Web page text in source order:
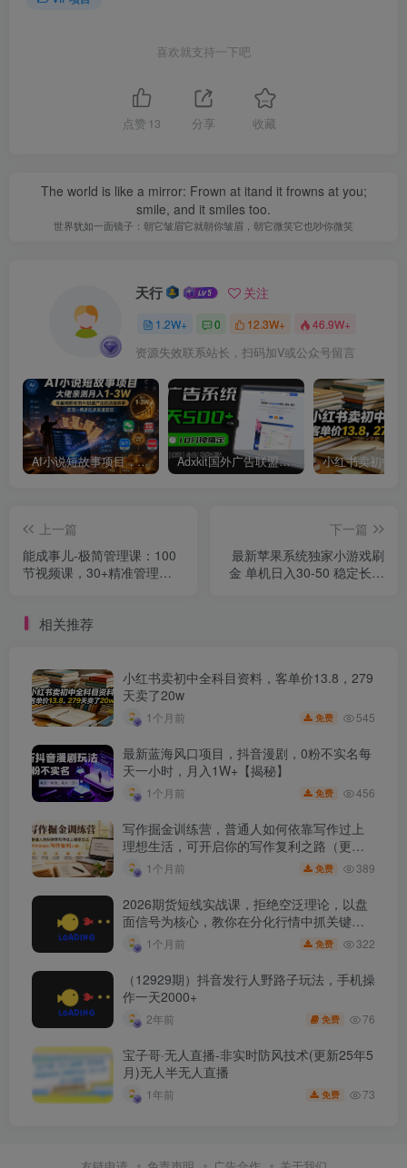
喜欢就支持一下吧
点赞 13 分享 收藏
The world is like a mirror: Frown at itand it frowns at you;
smile, and it smiles too.
世界犹如一面镜子：朝它皱眉它就朝你皱眉，朝它微笑它也吵你微笑
天行 关注
1.2W+ 0 12.3W+ 46.9W+
资源失效联系站长，扫码加V或公众号留言
AI小说短故事项目，大佬亲测月入1-3W，零基础教你用AI批量产出优质短故事，实现一稿多吃多渠道变现 Adxkit国外广告联盟系统，一天上500+广告，让你的投放更加高效简单！
上一篇
能成事儿-极简管理课：100
节视频课，30+精准管理动
下一篇
最新苹果系统独家小游戏刷
金 单机日入30-50 稳定长久
相关推荐
小红书卖初中全科目资料，客单价13.8，279
天卖了20w
1个月前 免费 545
最新蓝海风口项目，抖音漫剧，0粉不实名每
天一小时，月入1W+【揭秘】
1个月前 免费 456
写作掘金训练营，普通人如何依靠写作过上
理想生活，可开启你的写作复利之路（更新6
月） 1个月前 免费 389
2026期货短线实战课，拒绝空泛理论，以盘
面信号为核心，教你在分化行情中抓关键品
种、避诱多陷阱
1个月前 免费 322
（12929期）抖音发行人野路子玩法，手机操
作一天2000+
2年前 免费 76
宝子哥·无人直播-非实时防风技术(更新25年5
月)无人半无人直播
1年前 免费 73